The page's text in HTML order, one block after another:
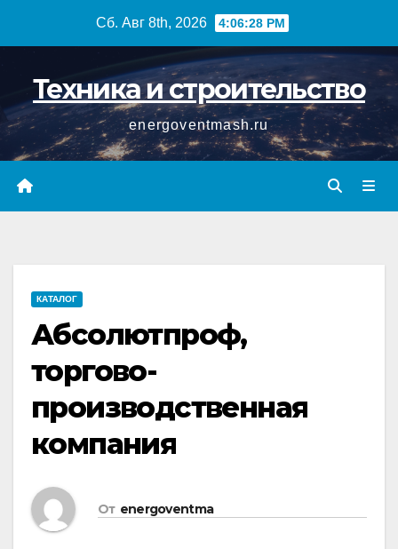
Сб. Авг 8th, 2026 4:06:29 PM
Техника и строительство
energoventmash.ru
КАТАЛОГ
Абсолютпроф,
торгово-
производственная
компания
От energoventma